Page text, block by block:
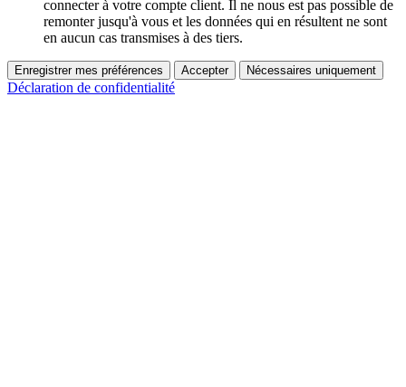
connecter à votre compte client. Il ne nous est pas possible de
remonter jusqu'à vous et les données qui en résultent ne sont
en aucun cas transmises à des tiers.
Enregistrer mes préférences Accepter Nécessaires uniquement
Déclaration de confidentialité